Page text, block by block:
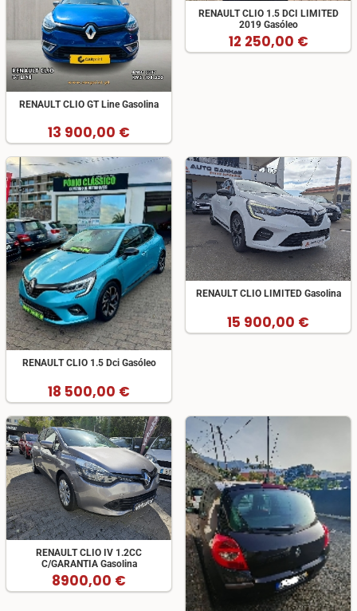
RENAULT CLIO GT Line Gasolina
13 900,00 €
RENAULT CLIO 1.5 DCI LIMITED
2019 Gasóleo
12 250,00 €
RENAULT CLIO 1.5 Dci Gasóleo
18 500,00 €
RENAULT CLIO LIMITED Gasolina
15 900,00 €
RENAULT CLIO IV 1.2CC
C/GARANTIA Gasolina
8900,00 €